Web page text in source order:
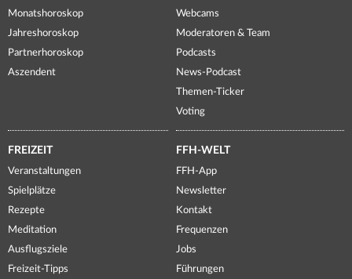
Monatshoroskop
Jahreshoroskop
Partnerhoroskop
Aszendent
Webcams
Moderatoren & Team
Podcasts
News-Podcast
Themen-Ticker
Voting
FREIZEIT
Veranstaltungen
Spielplätze
Rezepte
Meditation
Ausflugsziele
Freizeit-Tipps
FFH-WELT
FFH-App
Newsletter
Kontakt
Frequenzen
Jobs
Führungen